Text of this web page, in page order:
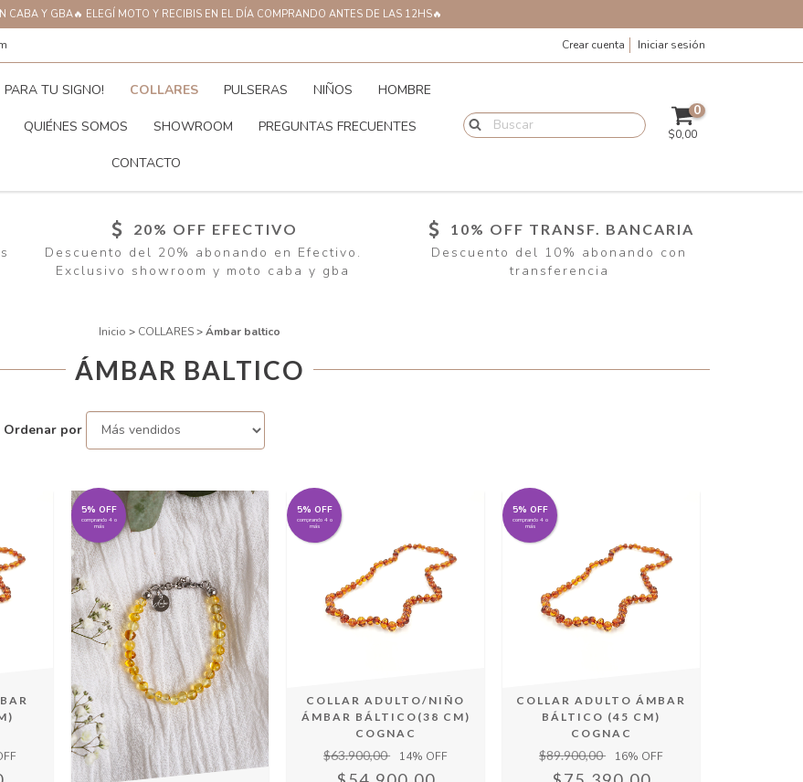
CABA Y GBA🔥 ELEGÍ MOTO Y RECIBIS EN EL DÍA COMPRANDO ANTES DE LAS 12HS🔥
Crear cuenta Iniciar sesión
PARA TU SIGNO! COLLARES PULSERAS NIÑOS HOMBRE
QUIÉNES SOMOS SHOWROOM PREGUNTAS FRECUENTES
CONTACTO
0
$0,00
20% OFF EFECTIVO
Descuento del 20% abonando en Efectivo.
Exclusivo showroom y moto caba y gba
10% OFF TRANSF. BANCARIA
Descuento del 10% abonando con
transferencia
Inicio > COLLARES > Ámbar baltico
ÁMBAR BALTICO
Ordenar por
5% OFF
comprando 4 o
más
5% OFF
comprando 4 o
más
COLLAR ADULTO/NIÑO
ÁMBAR BÁLTICO(38 CM)
COGNAC
$63.900,00 14% OFF
5% OFF
comprando 4 o
más
COLLAR ADULTO ÁMBAR
BÁLTICO (45 CM)
COGNAC
$89.900,00 16% OFF